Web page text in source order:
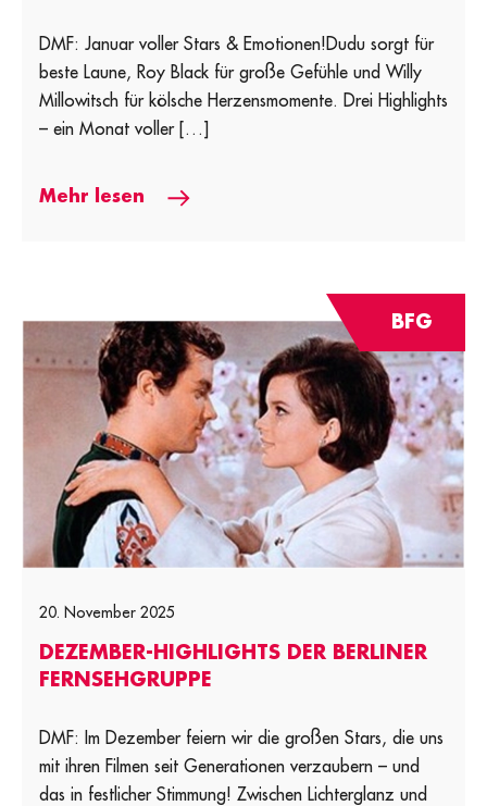
DMF: Januar voller Stars & Emotionen!Dudu sorgt für
beste Laune, Roy Black für große Gefühle und Willy
Millowitsch für kölsche Herzensmomente. Drei Highlights
– ein Monat voller […]
Mehr lesen
BFG
20. November 2025
DEZEMBER-HIGHLIGHTS DER BERLINER
FERNSEHGRUPPE
DMF: Im Dezember feiern wir die großen Stars, die uns
mit ihren Filmen seit Generationen verzaubern – und
das in festlicher Stimmung! Zwischen Lichterglanz und